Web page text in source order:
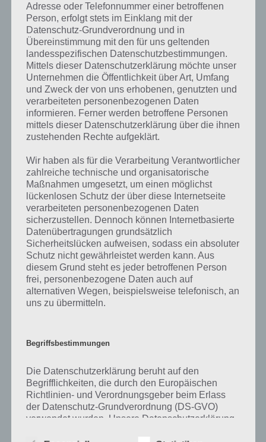
Kurze Begriffserklärung zur Lösung Greif
Greif ist die Lösung für das tägliche Bonus Rätsel am 24.6.2022 in 4
gibt es dazu zu wissen? Passt das Wort auch zu Im Land der
Fantasie? Zu bestimmten Lösungen präsentieren wir daher auch
immer eine kurze Begriffserklärung!
Zu Greif haben wir zunächst keine weiteren Informationen parat!
Auf WhatsApp teilen Teilen auf Facebook
Tweet auf Twitter
Adresse oder Telefonnummer einer betroffenen
Person, erfolgt stets im Einklang mit der
Datenschutz-Grundverordnung und in
Übereinstimmung mit den für uns geltenden
landesspezifischen Datenschutzbestimmungen.
Mittels dieser Datenschutzerklärung möchte unser
Unternehmen die Öffentlichkeit über Art, Umfang
und Zweck der von uns erhobenen, genutzten und
verarbeiteten personenbezogenen Daten
informieren. Ferner werden betroffene Personen
mittels dieser Datenschutzerklärung über die ihnen
zustehenden Rechte aufgeklärt.
Wir haben als für die Verarbeitung Verantwortlicher
zahlreiche technische und organisatorische
Maßnahmen umgesetzt, um einen möglichst
lückenlosen Schutz der über diese Internetseite
verarbeiteten personenbezogenen Daten
sicherzustellen. Dennoch können Internetbasierte
Datenübertragungen grundsätzlich
Sicherheitslücken aufweisen, sodass ein absoluter
Schutz nicht gewährleistet werden kann. Aus
diesem Grund steht es jeder betroffenen Person
frei, personenbezogene Daten auch auf
alternativen Wegen, beispielsweise telefonisch, an
uns zu übermitteln.
Begriffsbestimmungen
Die Datenschutzerklärung beruht auf den
Begrifflichkeiten, die durch den Europäischen
Richtlinien- und Verordnungsgeber beim Erlass
der Datenschutz-Grundverordnung (DS-GVO)
verwendet wurden. Unsere Datenschutzerklärung